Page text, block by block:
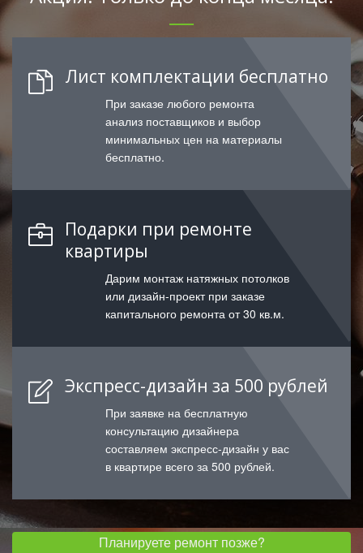
Лист комплектации бесплатно
При заказе любого ремонта
анализ поставщиков и выбор
минимальных цен на материалы
бесплатно.
Подарки при ремонте
квартиры
Дарим монтаж натяжных потолков
или дизайн-проект при заказе
капитального ремонта от 30 кв.м.
Экспресс-дизайн за 500 рублей
При заявке на бесплатную
консультацию дизайнера
составляем экспресс-дизайн у вас
в квартире всего за 500 рублей.
Планируете ремонт позже?